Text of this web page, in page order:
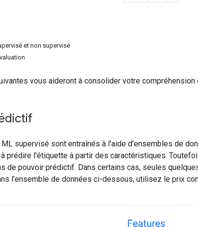
et non supervisé
vous aideront à consolider votre
ML supervisé sont entraînés à l'aide d'ensembles de
à prédire l'étiquette à partir des caractéristiques.
de pouvoir prédictif. Dans certains cas, seules
l'ensemble de données ci-dessous, utilisez le prix